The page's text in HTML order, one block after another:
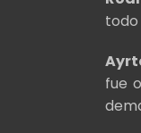
todo
fue